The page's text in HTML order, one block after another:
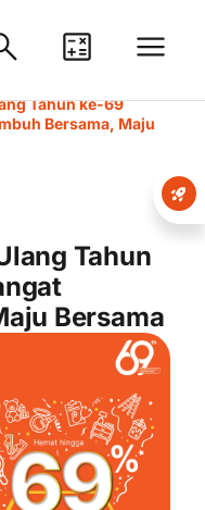
Tahun ke-69
Bersama, Maju
Tahun
Bersama